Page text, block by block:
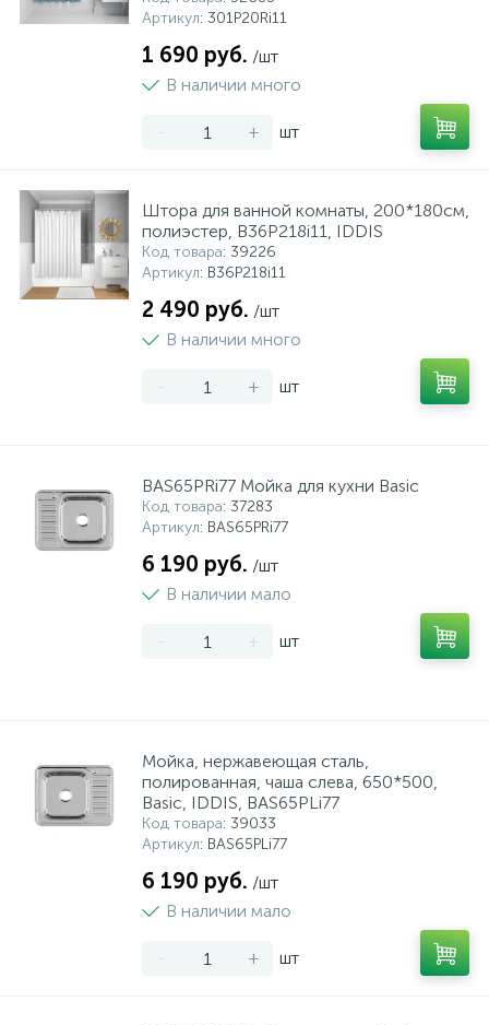
Артикул: 301P20Ri11
1 690 руб. /шт
В наличии много
- + шт
Штора для ванной комнаты, 200*180см,
полиэстер, B36P218i11, IDDIS
Код товара: 39226
Артикул: B36P218i11
2 490 руб. /шт
В наличии много
- + шт
BAS65PRi77 Мойка для кухни Basic
Код товара: 37283
Артикул: BAS65PRi77
6 190 руб. /шт
В наличии мало
- + шт
Мойка, нержавеющая сталь,
полированная, чаша слева, 650*500,
Basic, IDDIS, BAS65PLi77
Код товара: 39033
Артикул: BAS65PLi77
6 190 руб. /шт
В наличии мало
- + шт